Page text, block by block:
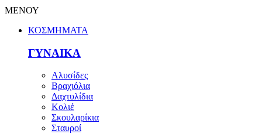
ΜΕΝΟΥ
ΚΟΣΜΗΜΑΤΑ
ΓΥΝΑΙΚΑ
Αλυσίδες
Βραχιόλια
Δαχτυλίδια
Κολιέ
Σκουλαρίκια
Σταυροί